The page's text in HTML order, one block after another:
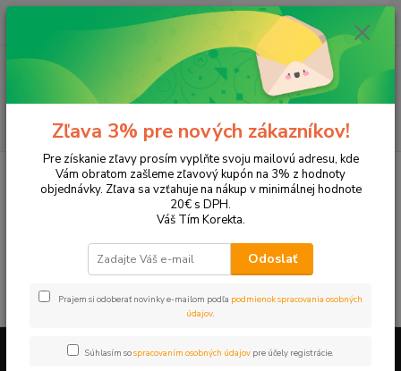
Hľadať
ks
za 0,00 EUR
Tonery a náplne do tlačiarní Panasonic KX-FM205
V tejto kategórii nebol nájdený žiadny tovar.
Zľava 3% pre nových zákazníkov!
Pre získanie zľavy prosím vyplňte svoju mailovú adresu, kde
Vám obratom zašleme zľavový kupón na 3% z hodnoty
objednávky. Zľava sa vzťahuje na nákup v minimálnej hodnote
20€ s DPH.
Váš Tím Korekta.
Odoslať
Prajem si odoberať novinky e-mailom podľa podmienok spracovania osobných
údajov.
Súhlasím sospracovaním osobných údajov pre účely registrácie.